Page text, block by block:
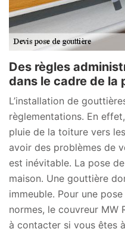
Des règles
dans le cadre de la
L’installation de
règlementations. En
pluie de la toiture vers
avoir des problèmes de
est inévitable. La pose
maison. Une gouttière
immeuble. Pour une
normes, le couvreur MW
à contacter si vous êtes